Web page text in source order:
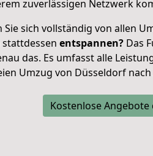
zuverlässigen Netzwerk
Sie sich vollständig von allen
entspannen? Das
das. Es umfasst alle
Umzug von Düsseldorf
Kostenlose Angebote